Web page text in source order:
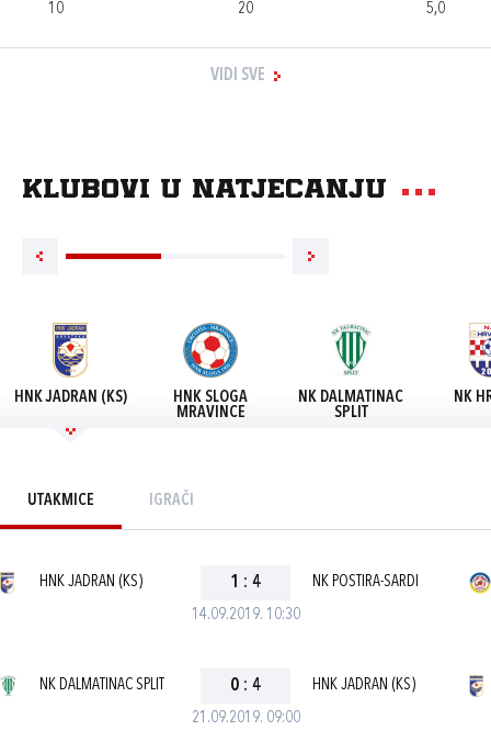
10
20 5,0
VIDI SVE
Klubovi u natjecanju
HNK JADRAN (KS)
HNK SLOGA
MRAVINCE
NK DALMATINAC
SPLIT
NK
UTAKMICE IGRAČI
14.09.2019. 10:30
HNK JADRAN (KS) 1 : 4 NK POSTIRA-SARDI
21.09.2019. 09:00
NK DALMATINAC SPLIT 0 : 4 HNK JADRAN (KS)